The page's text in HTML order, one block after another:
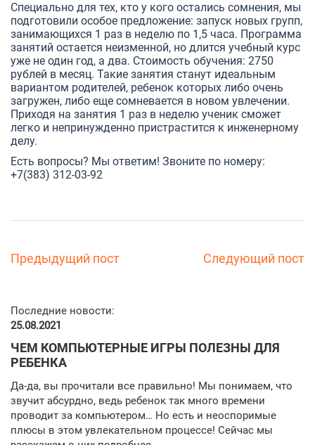
Специально для тех, кто у кого остались сомнения, мы
подготовили особое предложение: запуск новых групп,
занимающихся 1 раз в неделю по 1,5 часа. Программа
занятий остается неизменной, но длится учебный курс
уже не один год, а два. Стоимость обучения: 2750
рублей в месяц. Такие занятия станут идеальным
вариантом родителей, ребенок которых либо очень
загружен, либо еще сомневается в новом увлечении.
Приходя на занятия 1 раз в неделю ученик сможет
легко и непринужденно пристрастится к инженерному
делу.
Есть вопросы? Мы ответим! Звоните по номеру:
+7(383) 312-03-92
Предыдущий пост Следующий пост
Последние новости:
25.08.2021
ЧЕМ КОМПЬЮТЕРНЫЕ ИГРЫ ПОЛЕЗНЫ ДЛЯ
РЕБЕНКА
Да-да, вы прочитали все правильно! Мы понимаем, что
звучит абсурдно, ведь ребенок так много времени
проводит за компьютером… Но есть и неоспоримые
плюсы в этом увлекательном процессе! Сейчас мы